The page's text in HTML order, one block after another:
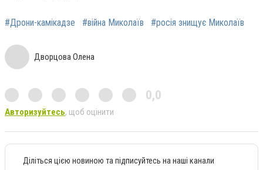
#Дрони-камікадзе #війна Миколаїв #росія знищує Миколаїв
Дворцова Олена
0,0
Авторизуйтесь, щоб оцінити
Діліться цією новиною та підписуйтесь на наші канали